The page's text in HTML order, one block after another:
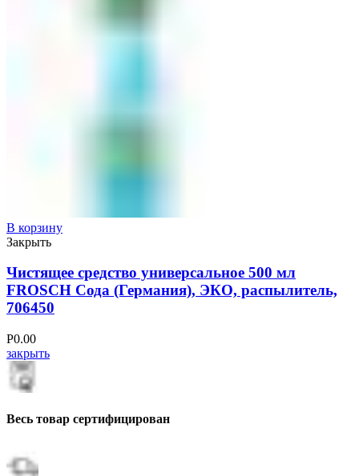
В корзину
Закрыть
Чистящее средство универсальное 500 мл
FROSCH Сода (Германия), ЭКО, распылитель,
706450
Р0.00
закрыть
Весь товар сертифицирован